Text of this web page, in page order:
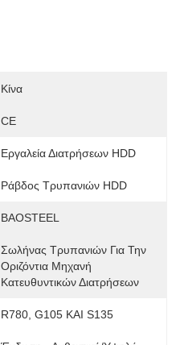
Κίνα
CE
Εργαλεία Διατρήσεων HDD
Ράβδος Τρυπανιών HDD
BAOSTEEL
Σωλήνας Τρυπανιών Για Την
Οριζόντια Μηχανή
Κατευθυντικών Διατρήσεων
R780, G105 ΚΑΙ S135